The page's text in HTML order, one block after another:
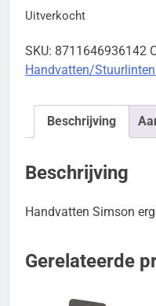
Uitverkocht
SKU: 8711646936142
Handvatten/Stuurlinten
Beschrijving
Beschrijving
Handvatten Simson
Gerelateerde